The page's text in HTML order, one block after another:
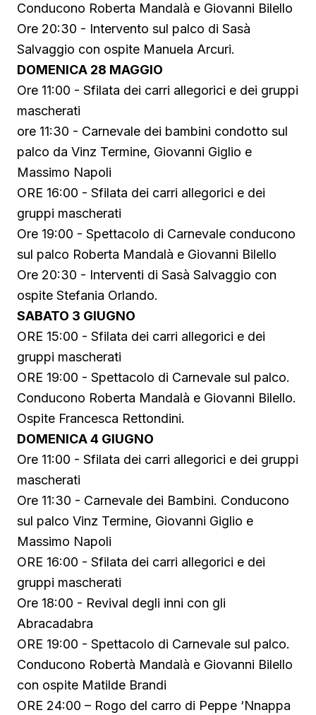
Conducono Roberta Mandalà e Giovanni Bilello
Ore 20:30 - Intervento sul palco di Sasà
Salvaggio con ospite Manuela Arcuri.
DOMENICA 28 MAGGIO
Ore 11:00 - Sfilata dei carri allegorici e dei gruppi
mascherati
ore 11:30 - Carnevale dei bambini condotto sul
palco da Vinz Termine, Giovanni Giglio e
Massimo Napoli
ORE 16:00 - Sfilata dei carri allegorici e dei
gruppi mascherati
Ore 19:00 - Spettacolo di Carnevale conducono
sul palco Roberta Mandalà e Giovanni Bilello
Ore 20:30 - Interventi di Sasà Salvaggio con
ospite Stefania Orlando.
SABATO 3 GIUGNO
ORE 15:00 - Sfilata dei carri allegorici e dei
gruppi mascherati
ORE 19:00 - Spettacolo di Carnevale sul palco.
Conducono Roberta Mandalà e Giovanni Bilello.
Ospite Francesca Rettondini.
DOMENICA 4 GIUGNO
Ore 11:00 - Sfilata dei carri allegorici e dei gruppi
mascherati
Ore 11:30 - Carnevale dei Bambini. Conducono
sul palco Vinz Termine, Giovanni Giglio e
Massimo Napoli
ORE 16:00 - Sfilata dei carri allegorici e dei
gruppi mascherati
Ore 18:00 - Revival degli inni con gli
Abracadabra
ORE 19:00 - Spettacolo di Carnevale sul palco.
Conducono Robertà Mandalà e Giovanni Bilello
con ospite Matilde Brandi
ORE 24:00 – Rogo del carro di Peppe ‘Nnappa